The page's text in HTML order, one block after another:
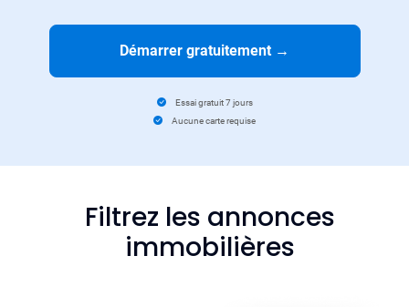
Démarrer gratuitement →
Essai gratuit 7 jours
Aucune carte requise
Filtrez les annonces
immobilières